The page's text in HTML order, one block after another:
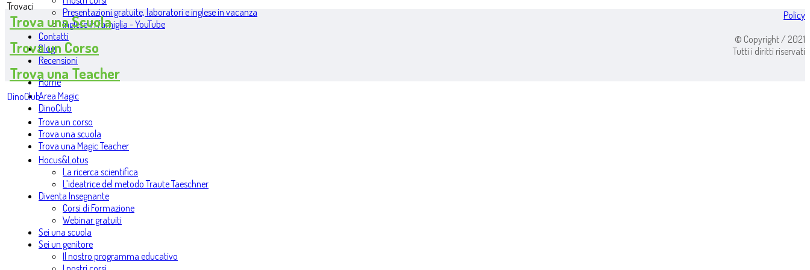
Presentazioni gratuite, laboratori e inglese in vacanza
Inglese in famiglia - YouTube
Contatti
Blog
Recensioni
Home
Area Magic
DinoClub
Trova un corso
Trova una scuola
Trova una Magic Teacher
Hocus&Lotus
La ricerca scientifica
L’ideatrice del metodo Traute Taeschner
Diventa Insegnante
Corsi di Formazione
Webinar gratuiti
Sei una scuola
Sei un genitore
Il nostro programma educativo
Trovaci
Trova una Scuola
Trova un Corso
Trova una Teacher
DinoClub
Policy
© Copyright / 2021
Tutti i diritti riservati